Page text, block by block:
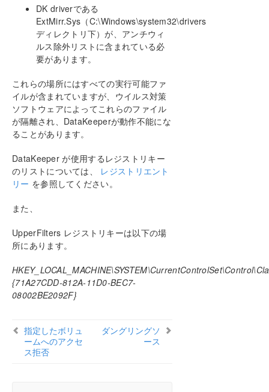
Hyper-V ホストクラスタエラー
Live Migration の失敗
MaxResyncPasses 値
ダイナミックディスクのミラーリング
新しいリソースはオフラインだがロック解除さ
ターゲットボリュームが交換された後、リソー
スをフェイルオーバーできない
ターゲットノード/システムが交換された後、リ
ソースをフェイルオーバーできない
サーバログインアカウントおよびパスワードは
システムイベントログ – GUI でのミラー作成の
失敗
以前のインストールパスを確認できない
ユーザインターフェース – ミラーの片側しか表
示されない
WSFC 2008 R2 SP1 手順の変更
Windows Server 2008 R2 固有の問題
Windows Server 2012 固有の問題
メッセージカタログ
制限事項
DK driverである
ExtMirr.Sys（C:\Windows\system32\drivers
ディレクトリ下）が、アンチウィ
ルス除外リストに含まれている必
要があります。
これらの場所にはすべての実行可能ファ
イルが含まれていますが、ウイルス対策
ソフトウェアによってこれらのファイル
が隔離され、DataKeeperが動作不能にな
ることがあります。
DataKeeper が使用するレジストリキー
のリストについては、 レジストリエント
リー を参照してください。
また、
UpperFilters レジストリキーは以下の場
所にあります。
{71A27CDD-812A-11D0-BEC7-
08002BE2092F}
指定したボリュ
ームへのアクセ
ス拒否
ダングリングソ
ース